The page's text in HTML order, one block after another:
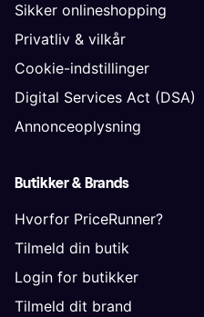
Sikker onlineshopping
Privatliv & vilkår
Cookie-indstillinger
Digital Services Act (DSA)
Annonceoplysning
Butikker & Brands
Hvorfor PriceRunner?
Tilmeld din butik
Login for butikker
Tilmeld dit brand